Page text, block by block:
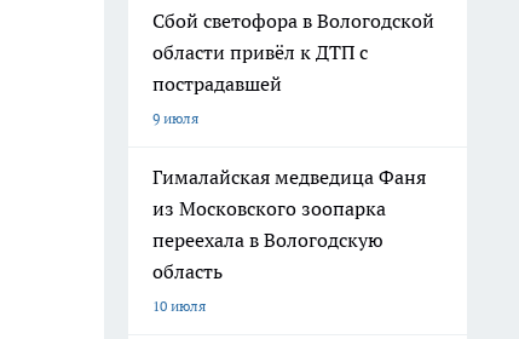
Сбой светофора в Вологодской
области привёл к ДТП с
пострадавшей
9 июля
Гималайская медведица Фаня
из Московского зоопарка
переехала в Вологодскую
область
10 июля